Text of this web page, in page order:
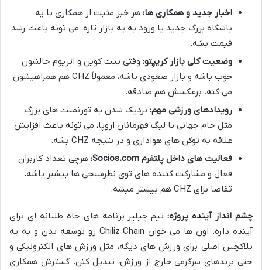
اخبار جدید و همکاری ها: هر خبر مثبت از همکاری با یه
باشگاه بزرگ جدید یا ورود به یه بازار تازه، می تونه باعث رشد
قیمت بشه.
وضعیت کلی بازار کریپتو: وقتی بیت کوین و اتریوم حالشون
خوب باشه و بازار صعودی باشه، معمولاً CHZ هم همراهیشون
می کنه. برعکسش هم صادقه.
رویدادهای ورزشی مهم: نزدیک شدن به تورنمنت های بزرگ
مثل جام جهانی یا لیگ قهرمانان اروپا، می تونه باعث افزایش
علاقه به توکن های هواداری و در نتیجه CHZ بشه.
فعالیت های داخل پلتفرم Socios.com:
هرچی تعداد کاربران
فعال و مشارکت کننده های توی نظرسنجی ها بیشتر باشه،
تقاضا برای CHZ هم بیشتر میشه.
چشم انداز آینده پروژه:تیم چیلیز برنامه های جاه طلبانه ای برای
آینده داره. اون ها می خوان Chiliz Chain رو توسعه بدن و به یه
بلاکچین اصلی برای ورزش های دیگه، مثل ورزش های الکترونیکی و
حتی برندهای سرگرمی خارج از ورزش، تبدیل کنن. گسترش همکاری